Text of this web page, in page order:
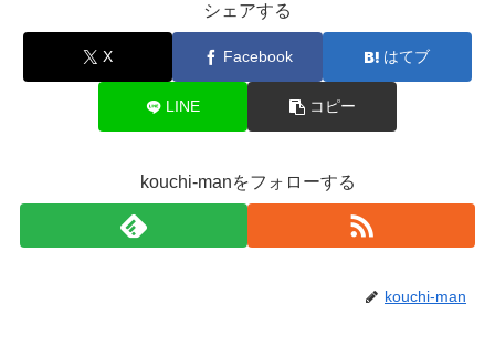
シェアする
X Facebook はてブ
LINE コピー
kouchi-manをフォローする
kouchi-man